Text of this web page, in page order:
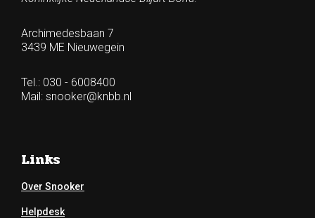
Archimedesbaan 7
3439 ME Nieuwegein
Tel.: 030 - 6008400
Mail: snooker@knbb.nl
Links
Over Snooker
Helpdesk